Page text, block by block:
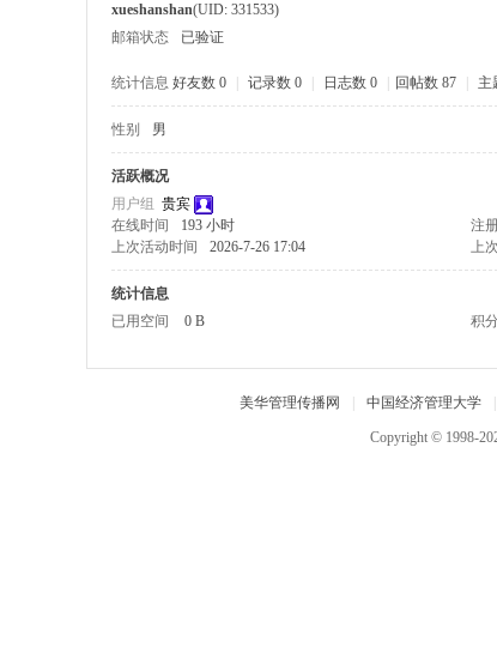
xueshanshan(UID: 331533)
邮箱状态
已验证
统计信息 好友数 0 记录数 0 日志数 0 回帖数 87 主
性别 男
活跃概况
用户组 贵宾
在线时间
193 小时 注
上次活动时间
2026-7-26 17:04 上
统计信息
已用空间
0 B 积
美华管理传播网 中国经济管理大学
Copyright © 1998-